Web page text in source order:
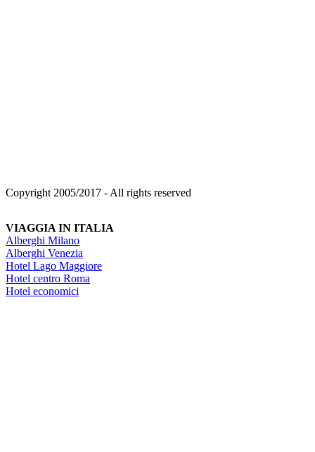
Copyright 2005/2017 - All rights reserved
VIAGGIA IN ITALIA
Alberghi Milano
Alberghi Venezia
Hotel Lago Maggiore
Hotel centro Roma
Hotel economici